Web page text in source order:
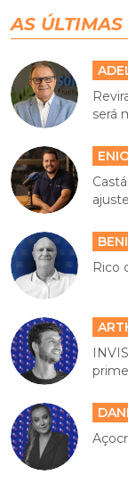
AS
será
Rico